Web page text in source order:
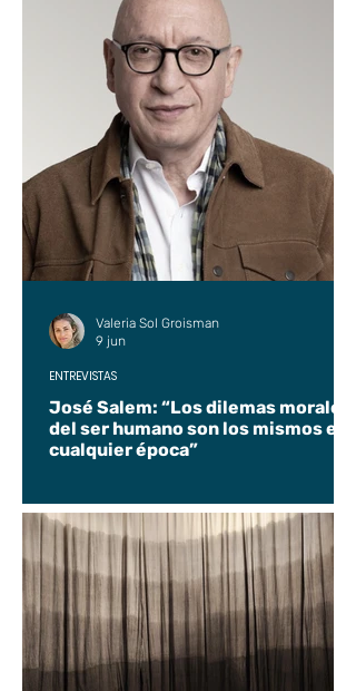
José Salem: “Los dilemas morales
del ser humano son los mismos en
cualquier época”
ENTREVISTAS
Valeria Sol Groisman
9 jun